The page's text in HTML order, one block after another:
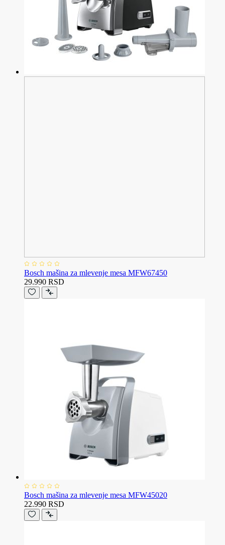
Bosch mašina za mlevenje mesa MFW67450
29.990 RSD
Bosch mašina za mlevenje mesa MFW45020
22.990 RSD